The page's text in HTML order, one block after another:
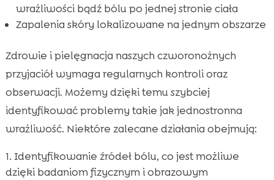
wrażliwości bądź bólu po jednej stronie ciała
Zapalenia skóry lokalizowane na jednym obszarze
Zdrowie i pielęgnacja naszych czworonożnych
przyjaciół wymaga regularnych kontroli oraz
obserwacji. Możemy dzięki temu szybciej
identyfikować problemy takie jak jednostronna
wrażliwość. Niektóre zalecane działania obejmują:
Identyfikowanie źródeł bólu, co jest możliwe
dzięki badaniom fizycznym i obrazowym